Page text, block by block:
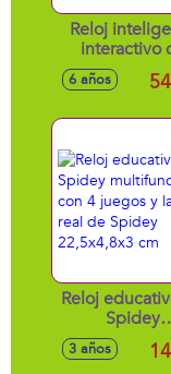
Reloj
interactivo
pokemon.
6 años
Reloj
Spidey
multifuncion
juegos y la
3 años